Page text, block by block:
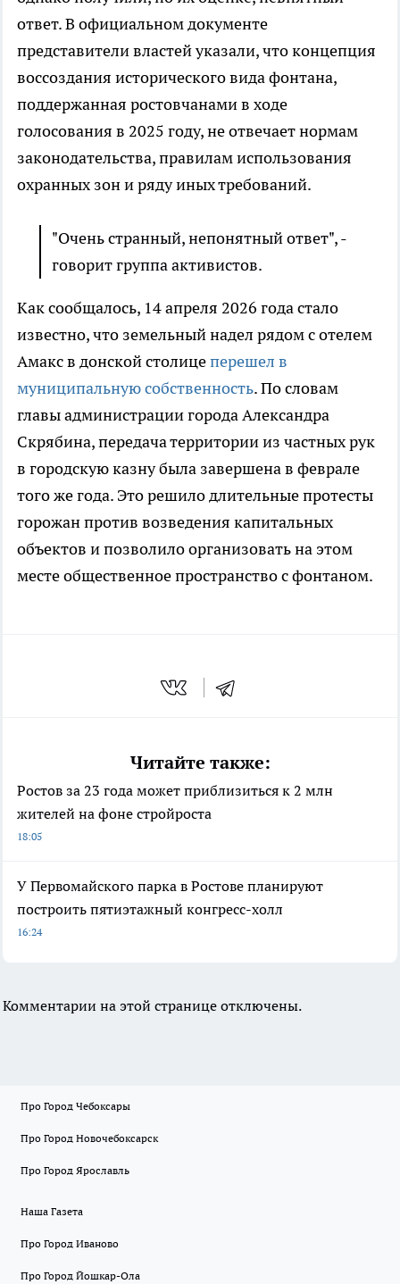
ответ. В официальном документе
представители властей указали, что концепция
воссоздания исторического вида фонтана,
поддержанная ростовчанами в ходе
голосования в 2025 году, не отвечает нормам
законодательства, правилам использования
охранных зон и ряду иных требований.
"Очень странный, непонятный ответ", -
говорит группа активистов.
Как сообщалось, 14 апреля 2026 года стало
известно, что земельный надел рядом с отелем
Амакс в донской столицеперешел в
муниципальную собственность. По словам
главы администрации города Александра
Скрябина, передача территории из частных рук
в городскую казну была завершена в феврале
того же года. Это решило длительные протесты
горожан против возведения капитальных
объектов и позволило организовать на этом
месте общественное пространство с фонтаном.
Читайте также:
Ростов за 23 года может приблизиться к 2 млн
жителей на фоне стройроста
18:05
У Первомайского парка в Ростове планируют
построить пятиэтажный конгресс-холл
16:24
Комментарии на этой странице отключены.
Про Город Чебоксары
Про Город Новочебоксарск
Про Город Ярославль
Наша Газета
Про Город Иваново
Про Город Йошкар-Ола